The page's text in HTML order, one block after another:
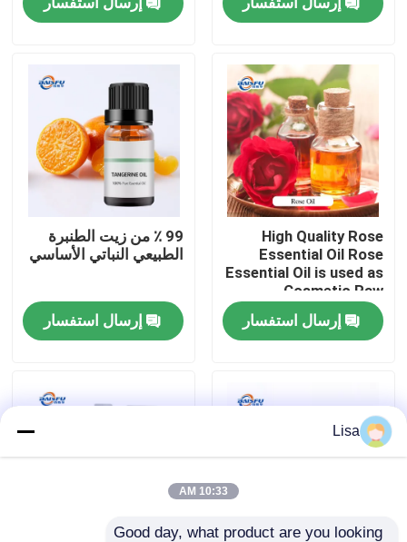
المنزل
المنتجات
فيديوهات
برنامج VR
حولنا
جولة في المصنع
اتصل بنا
نكهات الجوهر الغذائي
High Quality Rose
Essential Oil Rose
Essential Oil is used as
Cosmetic Raw
Material
إرسال استفسار
99 ٪ من زيت الطنبرة
الطبيعي النباتي الأساسي
إرسال استفسار
Lisa
10:33 AM
Good day, what product are you looking